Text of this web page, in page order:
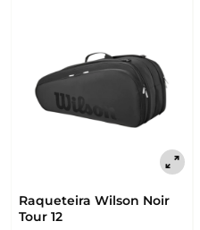
Raqueteira Wilson Noir
Tour 12